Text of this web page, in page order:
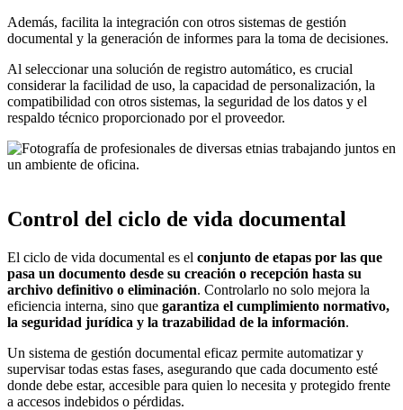
Además, facilita la integración con otros sistemas de gestión
documental y la generación de informes para la toma de decisiones.
Al seleccionar una solución de registro automático, es crucial
considerar la facilidad de uso, la capacidad de personalización, la
compatibilidad con otros sistemas, la seguridad de los datos y el
respaldo técnico proporcionado por el proveedor.
Control del ciclo de vida documental
El ciclo de vida documental es el conjunto de etapas por las que
pasa un documento desde su creación o recepción hasta su
archivo definitivo o eliminación. Controlarlo no solo mejora la
eficiencia interna, sino que garantiza el cumplimiento normativo,
la seguridad jurídica y la trazabilidad de la información.
Un sistema de gestión documental eficaz permite automatizar y
supervisar todas estas fases, asegurando que cada documento esté
donde debe estar, accesible para quien lo necesita y protegido frente
a accesos indebidos o pérdidas.